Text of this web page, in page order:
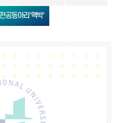
전공동아리'맥박'